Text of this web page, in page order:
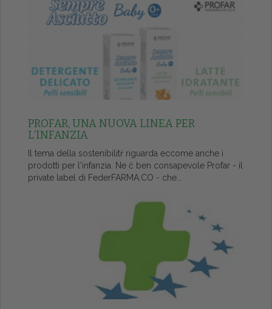
PROFAR, UNA NUOVA LINEA PER
L’INFANZIA
Il tema della sostenibilitŕ riguarda eccome anche i
prodotti per l'infanzia. Ne č ben consapevole Profar - il
private label di FederFARMA.CO - che...